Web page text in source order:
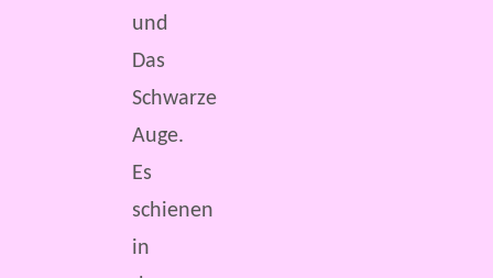
und
Das
Schwarze
Auge.
Es
schienen
in